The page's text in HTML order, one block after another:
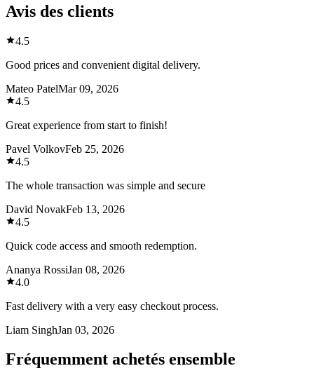
Avis des clients
4.5
Good prices and convenient digital delivery.
Mateo PatelMar 09, 2026
4.5
Great experience from start to finish!
Pavel VolkovFeb 25, 2026
4.5
The whole transaction was simple and secure
David NovakFeb 13, 2026
4.5
Quick code access and smooth redemption.
Ananya RossiJan 08, 2026
4.0
Fast delivery with a very easy checkout process.
Liam SinghJan 03, 2026
Fréquemment achetés ensemble